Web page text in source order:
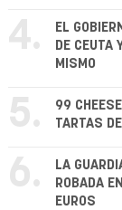
4.
EL
DE CEUTA
MISMO
5.
99
TARTAS
6.
LA
ROBADA
EUROS